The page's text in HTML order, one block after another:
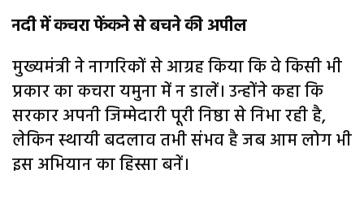
नदी में कचरा फेंकने से बचने की अपील
मुख्यमंत्री ने नागरिकों से आग्रह किया कि वे किसी भी
प्रकार का कचरा यमुना में न डालें। उन्होंने कहा कि
सरकार अपनी जिम्मेदारी पूरी निष्ठा से निभा रही है,
लेकिन स्थायी बदलाव तभी संभव है जब आम लोग भी
इस अभियान का हिस्सा बनें।